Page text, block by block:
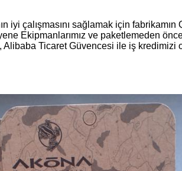
iyi çalışmasını sağlamak için
Ekipmanlarımız ve paketlemeden
Alibaba Ticaret Güvencesi ile iş